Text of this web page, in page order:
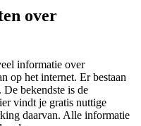
over
informatie over
op het internet. Er bestaan
bekendste is de
vindt je gratis nuttige
daarvan. Alle informatie